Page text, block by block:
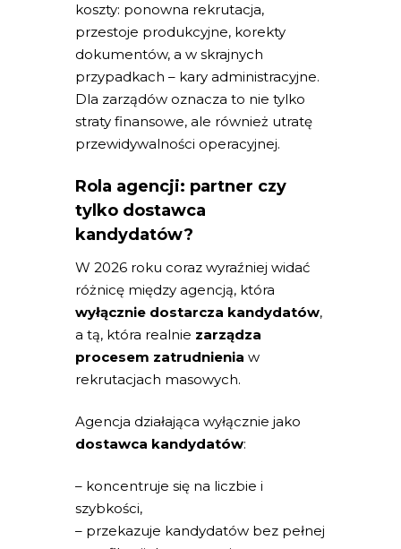
koszty: ponowna rekrutacja,
przestoje produkcyjne, korekty
dokumentów, a w skrajnych
przypadkach – kary administracyjne.
Dla zarządów oznacza to nie tylko
straty finansowe, ale również utratę
przewidywalności operacyjnej.
Rola agencji: partner czy
tylko dostawca
kandydatów?
W 2026 roku coraz wyraźniej widać
różnicę między agencją, która
wyłącznie dostarcza kandydatów,
a tą, która realnie zarządza
procesem zatrudnienia w
rekrutacjach masowych.
Agencja działająca wyłącznie jako
dostawca kandydatów:
– koncentruje się na liczbie i
szybkości,
– przekazuje kandydatów bez pełnej